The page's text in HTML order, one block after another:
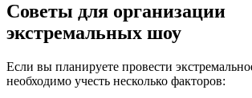
Советы для организации
экстремальных шоу
Если вы планируете провести
необходимо учесть несколько факторов: